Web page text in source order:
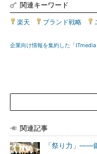
関連キーワード
楽天 ブランド戦略
企業向け情報を集約した「
関連記事
「祭り力」――